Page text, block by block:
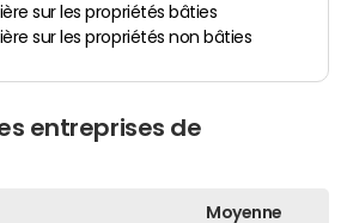
sur les propriétés bâties
sur les propriétés non bâties
entreprises de
Moyenne